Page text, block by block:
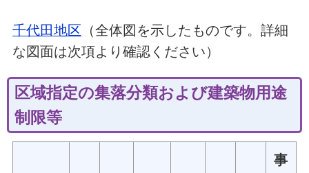
千代田地区 （全体図を示したものです。詳細
な図面は次項より確認ください）
区域指定の集落分類および建築物用途
制限等
事